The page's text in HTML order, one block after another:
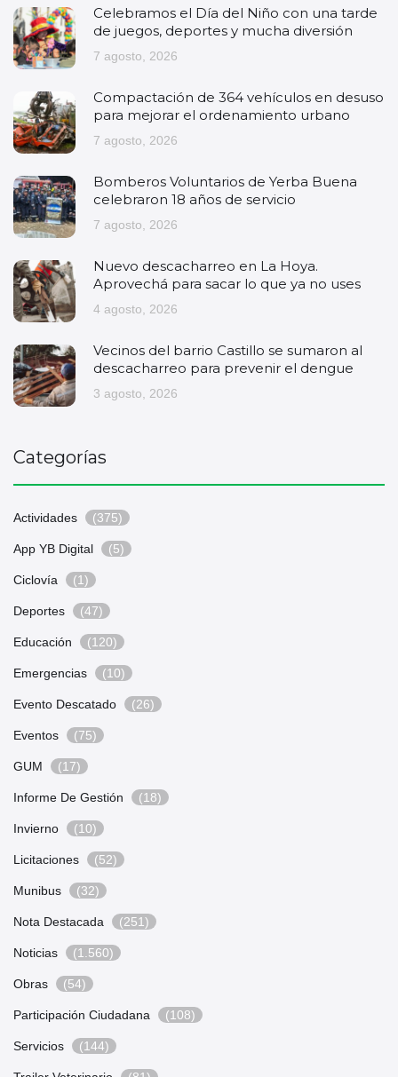
Celebramos el Día del Niño con una tarde
de juegos, deportes y mucha diversión
7 agosto, 2026
Compactación de 364 vehículos en desuso
para mejorar el ordenamiento urbano
7 agosto, 2026
Bomberos Voluntarios de Yerba Buena
celebraron 18 años de servicio
7 agosto, 2026
Nuevo descacharreo en La Hoya.
Aprovechá para sacar lo que ya no uses
4 agosto, 2026
Vecinos del barrio Castillo se sumaron al
descacharreo para prevenir el dengue
3 agosto, 2026
Categorías
Actividades (375)
App YB Digital (5)
Ciclovía (1)
Deportes (47)
Educación (120)
Emergencias (10)
Evento Descatado (26)
Eventos (75)
GUM (17)
Informe De Gestión (18)
Invierno (10)
Licitaciones (52)
Munibus (32)
Nota Destacada (251)
Noticias (1.560)
Obras (54)
Participación Ciudadana (108)
Servicios (144)